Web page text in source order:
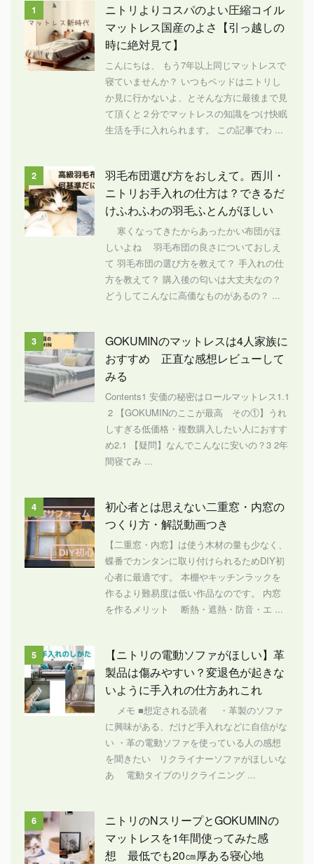
1
ニトリよりコスパのよい圧縮コイル
マットレス国産のよさ【引っ越しの
時に絶対見て】
こんにちは、 もう7年以上同じマットレスで
寝ていませんか？ いつもベッドはニトリし
か見に行かないよ、とそんな方に最後まで見
て頂くと２分でマットレスの知識をつけ快眠
生活を手に入れられます。 この記事でわ ...
2
羽毛布団選び方をおしえて。西川・
ニトリお手入れの仕方は？できるだ
けふわふわの羽毛ふとんがほしい
寒くなってきたからあったかい布団がほ
しいよね 羽毛布団の良さについておしえ
て 羽毛布団の選び方を教えて？ 手入れの仕
方を教えて？ 購入後の匂いは大丈夫なの？
どうしてこんなに高価なものがあるの？ ...
3
GOKUMINのマットレスは4人家族に
おすすめ 正直な感想レビューして
みる
Contents1 安価の秘密はロールマットレス1.1
2 【GOKUMINのここが最高 その①】うれ
しすぎる低価格・複数購入したい人におすす
め2.1 【疑問】なんでこんなに安いの？3 2年
間寝てみ ...
4
初心者とは思えない二重窓・内窓の
つくり方・解説動画つき
【二重窓・内窓】は使う木材の量も少なく、
蝶番でカンタンに取り付けられるためDIY初
心者に最適です。 本棚やキッチンラックを
作るより難易度は低い作品なのです。 内窓
を作るメリット 断熱・遮熱・防音・エ ...
5
【ニトリの電動ソファがほしい】革
製品は傷みやすい？変退色が起きな
いように手入れの仕方あれこれ
メモ ■想定される読者 ・革製のソファ
に興味がある、だけど手入れなどに自信がな
い ・革の電動ソファを使っている人の感想
を聞きたい リクライナーソファがほしいな
あ 電動タイプのリクライニング ...
6
ニトリのNスリープとGOKUMINの
マットレスを1年間使ってみた感
想 最低でも20㎝厚ある寝心地